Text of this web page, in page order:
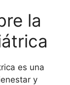
la
es una
y